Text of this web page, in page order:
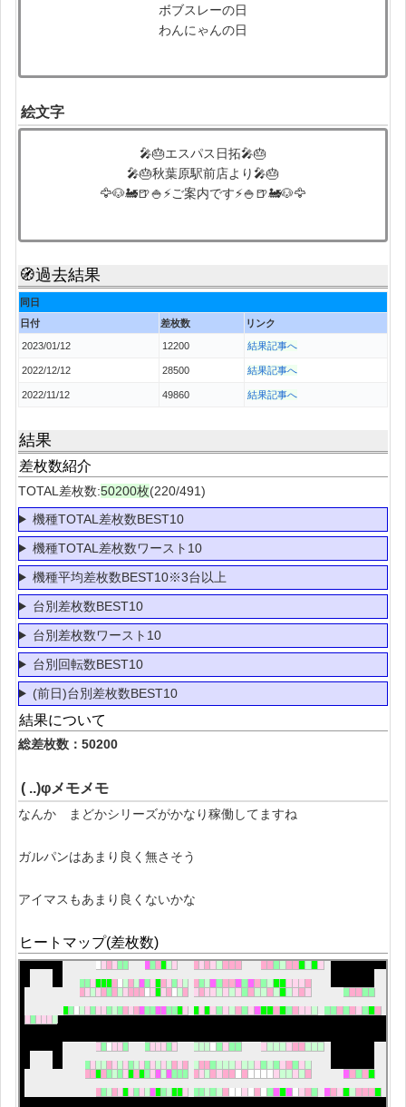
ボブスレーの日
わんにゃんの日
絵文字
🎤🎂エスパス日拓🎤🎂
🎤🎂秋葉原駅前店より🎤🎂
🦅🐶🚂🍺🍚⚡ご案内です⚡🍚🍺🚂🐶🦅
🧭過去結果
同日
日付
差枚数 リンク
2023/01/12 12200 結果記事へ
2022/12/12 28500 結果記事へ
2022/11/12 49860 結果記事へ
結果
差枚数紹介
TOTAL差枚数:50200枚(220/491)
機種TOTAL差枚数BEST10
機種TOTAL差枚数ワースト10
機種平均差枚数BEST10※3台以上
台別差枚数BEST10
台別差枚数ワースト10
台別回転数BEST10
(前日)台別差枚数BEST10
結果について
総差枚数：50200
( ..)φメモメモ
なんか まどかシリーズがかなり稼働してますね
ガルパンはあまり良く無さそう
アイマスもあまり良くないかな
ヒートマップ(差枚数)